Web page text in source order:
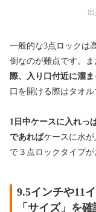
出
一般的な3点ロックは
倒なのが難点です。ま
際、入り口付近に溜
口を開ける際はタオ
1日中ケースに入れっ
であればケースに水
で３点ロックタイプが
9.5インチや11
「サイズ」を確